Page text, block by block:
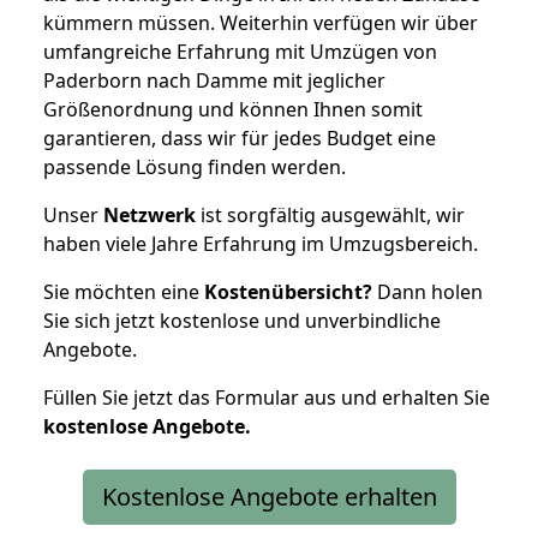
kümmern müssen. Weiterhin verfügen wir über
umfangreiche Erfahrung mit Umzügen von
Paderborn nach Damme mit jeglicher
Größenordnung und können Ihnen somit
garantieren, dass wir für jedes Budget eine
passende Lösung finden werden.
Unser Netzwerk ist sorgfältig ausgewählt, wir
haben viele Jahre Erfahrung im Umzugsbereich.
Sie möchten eine Kostenübersicht? Dann holen
Sie sich jetzt kostenlose und unverbindliche
Angebote.
Füllen Sie jetzt das Formular aus und erhalten Sie
kostenloseAngebote.
Kostenlose Angebote erhalten